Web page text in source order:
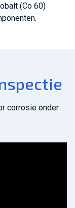
(Co 60)
corrosie onder